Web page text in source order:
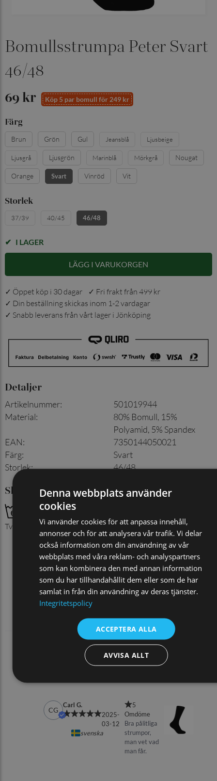
Bomullsstrumpa Peter Svart
46/48
69 kr Köp 5 par bomull för 249 kr
Färg
Brun Grön Gul Jeansblå Ljusbeige
Ljusgrå Ljusgrön Marinblå Mörkgrå Nougat
Orange Svart Vinröd Vit
Storlek
37/39 40/45 46/48
I LAGER
LÄGG I VARUKORGEN
✓ Öppet köp i 30 dagar ✓ Fri frakt från 499 kr
✓ Din beställning skickas inom 1-2 vardagar
✓ Snabb leverans från vårt lager i Jönköping
Detaljer
Artikelnummer:
501019944
Material:
80% Bomull, 15%
Polyamid, 5% Spandex
EAN:
7350144050021
Färg:
Svart
Storlek: 46/48
Skötselråd
Tvättas med liknande färger
Denna webbplats använder
cookies
Vi använder cookies för att anpassa innehåll,
annonser och för att analysera vår trafik. Vi delar
också information om din användning av vår
webbplats med våra reklam- och analyspartners
som kan kombinera den med annan information
som du har tillhandahållit dem eller som de har
samlat in från din användning av deras tjänster.
Integritetspolicy
ACCEPTERA ALLA
AVVISA ALLT